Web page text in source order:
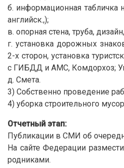
б. информационная табличка
английск.,);
в. опорная стена, труба, дизайн,
г. установка дорожных
2-х сторон, установка
с ГИБДД и АМС, Комдорхоз;
д. Смета.
3) Собственно проведение
4) уборка строительного
Отчетный этап:
Публикации в СМИ об
На сайте Федерации
родниками.